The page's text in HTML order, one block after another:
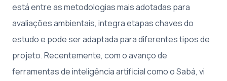
está entre as metodologias mais adotadas para
avaliações ambientais, integra etapas chaves do
estudo e pode ser adaptada para diferentes tipos de
projeto. Recentemente, com o avanço de
ferramentas de inteligência artificial como o Sabá, vi